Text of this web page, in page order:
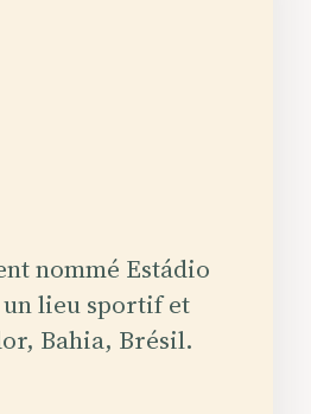
nommé Estádio
un lieu sportif et
Bahia, Brésil.